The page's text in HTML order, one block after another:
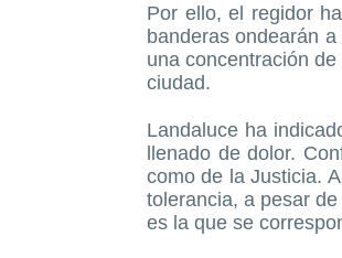
Por ello, el regidor
banderas ondearán
una concentración
ciudad.
Landaluce ha
llenado de dolor.
como de la Justicia.
tolerancia, a pesar
es la que se